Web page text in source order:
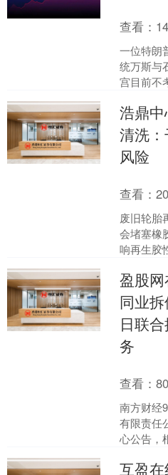
查看：
一位特朗
统万斯与
宫目前不
油和天然
浩鼎
清洗
风险
查看：
废旧轮胎
会堵塞橡
响再生胶
提升轮胎
盈股网
同业
日联
务
查看：80
南方财经
有限责任
心公告，
性、提高
互盈